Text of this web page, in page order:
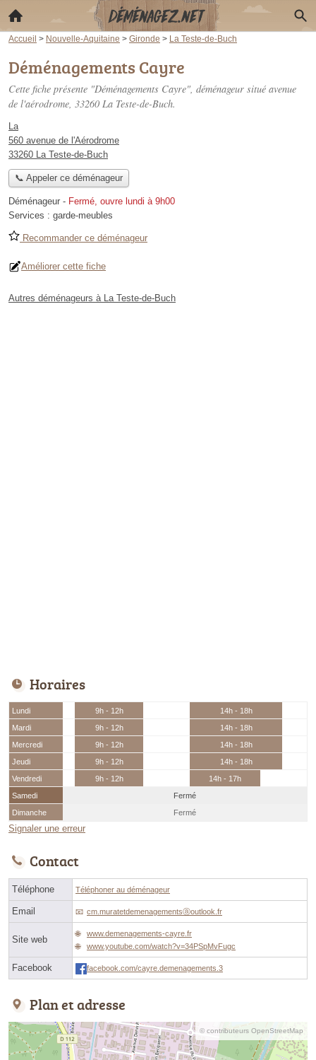
Accueil > Nouvelle-Aquitaine > Gironde > La Teste-de-Buch
Déménagements Cayre
Cette fiche présente "Déménagements Cayre", déménageur situé avenue
de l'aérodrome, 33260 La Teste-de-Buch.
La
560 avenue de l'Aérodrome
33260 La Teste-de-Buch
📞 Appeler ce déménageur
Déménageur - Fermé, ouvre lundi à 9h00
Services : garde-meubles
Recommander ce déménageur
Améliorer cette fiche
Autres déménageurs à La Teste-de-Buch
Horaires
Lundi 9h - 12h
14h - 18h
Mardi
9h - 12h
14h - 18h
Mercredi
9h - 12h
14h - 18h
Jeudi
9h - 12h
14h - 18h
Vendredi
9h - 12h
14h - 17h
Samedi
Fermé
Dimanche
Fermé
Signaler une erreur
Contact
Téléphone Téléphoner au déménageur
Email cm.muratetdemenagementsⓐoutlook.fr
Site web
www.demenagements-cayre.fr
www.youtube.com/watch?v=34PSpMvFugc
Facebook facebook.com/cayre.demenagements.3
Plan et adresse
© contributeurs OpenStreetMap